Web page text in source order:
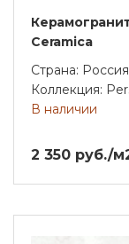
Ceramica
Страна: Россия
Коллекция:
В наличии
2 350 руб./